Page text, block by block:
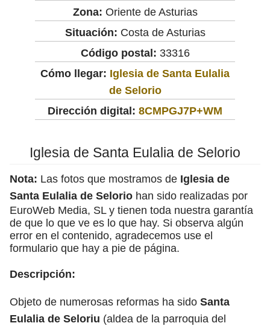
Zona: Oriente de Asturias
Situación: Costa de Asturias
Código postal: 33316
Cómo llegar: Iglesia de Santa Eulalia
de Selorio
Dirección digital: 8CMPGJ7P+WM
Iglesia de Santa Eulalia de Selorio
Nota: Las fotos que mostramos de Iglesia de
Santa Eulalia de Selorio han sido realizadas por
EuroWeb Media, SL y tienen toda nuestra garantía
de que lo que ve es lo que hay. Si observa algún
error en el contenido, agradecemos use el
formulario que hay a pie de página.
Descripción:
Objeto de numerosas reformas ha sido Santa
Eulalia de Seloriu (aldea de la parroquia del